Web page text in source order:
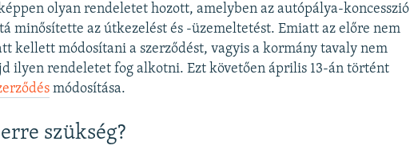
olyan rendeletet hozott, amelyben az autópálya-koncesszió
minősítette az útkezelést és -üzemeltetést. Emiatt az előre nem
kellett módosítani a szerződést, vagyis a kormány tavaly nem
ilyen rendeletet fog alkotni. Ezt követően április 13-án történt
módosítása.
szükség?